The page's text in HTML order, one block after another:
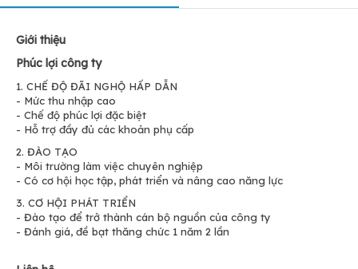
Giới thiệu
Phúc lợi công ty
1. CHẾ ĐỘ ĐÃI NGHỘ HẤP DẪN
- Mức thu nhập cao
- Chế độ phúc lợi đặc biệt
- Hỗ trợ đầy đủ các khoản phụ cấp
2. ĐÀO TẠO
- Môi trường làm việc chuyên nghiệp
- Có cơ hội học tập, phát triển và nâng cao năng lực
3. CƠ HỘI PHÁT TRIỂN
- Đào tạo để trở thành cán bộ nguồn của công ty
- Đánh giá, đề bạt thăng chức 1 năm 2 lần